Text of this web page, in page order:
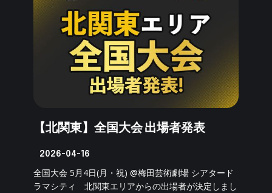
【北関東】全国大会 出場者発表
2026-04-16
全国大会 5月4日(月・祝) @梅田芸術劇場 シアタード
ラマシティ 北関東エリアからの出場者が決定しまし